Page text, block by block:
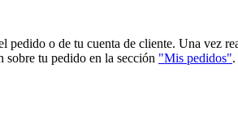
pedido o de tu cuenta de cliente. Una vez
sobre tu pedido en la sección "Mis pedidos".